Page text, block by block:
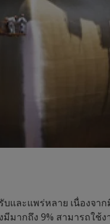
และแพร่หลาย เนื่องจา
มีมากถึง 9% สามารถใช้